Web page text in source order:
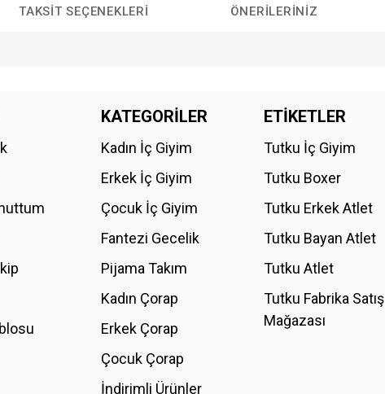
TAKSIT SEÇENEKLERI ÖNERILERINIZ
Bu ürüne ilk yorumu siz yapın!
KATEGORİLER
Kadın İç Giyim
Erkek İç Giyim
Çocuk İç Giyim
Fantezi Gecelik
Pijama Takım
Kadın Çorap
Erkek Çorap
Çocuk Çorap
İndirimli Ürünler
ETİKETLER
Tutku İç Giyim
Tutku Boxer
Tutku Erkek Atlet
Tutku Bayan Atlet
Tutku Atlet
Tutku Fabrika Satış
Mağazası